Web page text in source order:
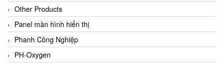
Other Products
Panel màn hình hiển thị
Phanh Công Nghiệp
PH-Oxygen